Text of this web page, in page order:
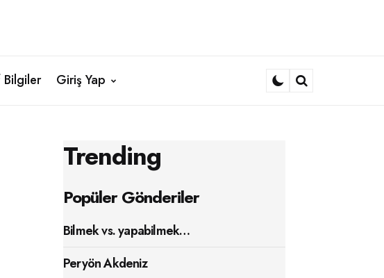
Bilgiler
Giriş Yap
Trending
Popüler Gönderiler
Bilmek vs. yapabilmek…
Peryön Akdeniz